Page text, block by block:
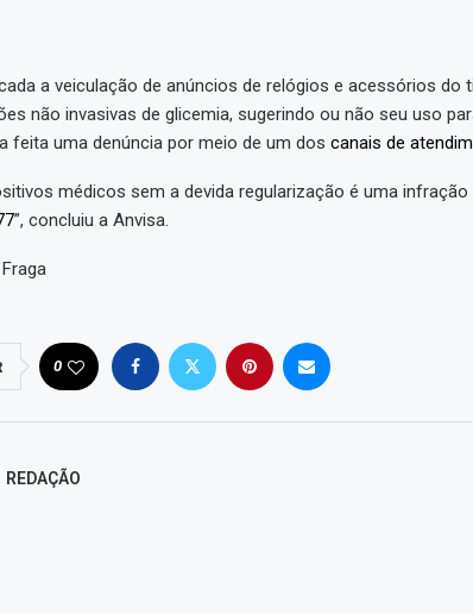
a veiculação de anúncios de relógios e acessórios do
não invasivas de glicemia, sugerindo ou não seu uso
feita uma denúncia por meio de um dos canais de
médicos sem a devida regularização é uma
”, concluiu a Anvisa.
0
REDAÇÃO